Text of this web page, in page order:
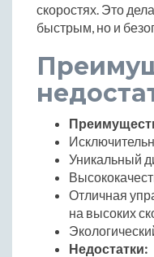
скоростях. Это
быстрым, но и
Уникальный
Отличная
на высоких
Недостатки: